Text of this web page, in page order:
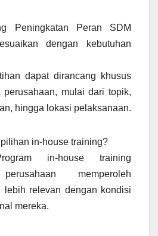
Peningkatan Peran SDM
dengan kebutuhan
dapat dirancang khusus
perusahaan, mulai dari topik,
hingga lokasi pelaksanaan.
in-house training?
in-house training
memperoleh
lebih relevan dengan kondisi
mereka.